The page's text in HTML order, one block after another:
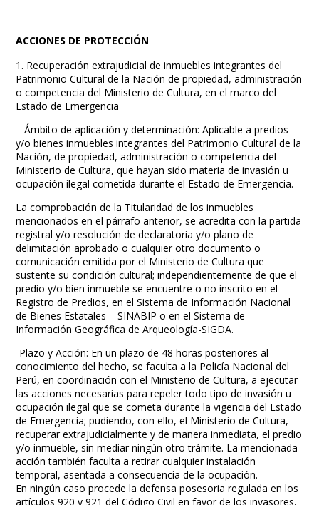
ACCIONES DE PROTECCIÓN
1. Recuperación extrajudicial de inmuebles integrantes del
Patrimonio Cultural de la Nación de propiedad, administración
o competencia del Ministerio de Cultura, en el marco del
Estado de Emergencia
– Ámbito de aplicación y determinación: Aplicable a predios
y/o bienes inmuebles integrantes del Patrimonio Cultural de la
Nación, de propiedad, administración o competencia del
Ministerio de Cultura, que hayan sido materia de invasión u
ocupación ilegal cometida durante el Estado de Emergencia.
La comprobación de la Titularidad de los inmuebles
mencionados en el párrafo anterior, se acredita con la partida
registral y/o resolución de declaratoria y/o plano de
delimitación aprobado o cualquier otro documento o
comunicación emitida por el Ministerio de Cultura que
sustente su condición cultural; independientemente de que el
predio y/o bien inmueble se encuentre o no inscrito en el
Registro de Predios, en el Sistema de Información Nacional
de Bienes Estatales – SINABIP o en el Sistema de
Información Geográfica de Arqueología-SIGDA.
-Plazo y Acción: En un plazo de 48 horas posteriores al
conocimiento del hecho, se faculta a la Policía Nacional del
Perú, en coordinación con el Ministerio de Cultura, a ejecutar
las acciones necesarias para repeler todo tipo de invasión u
ocupación ilegal que se cometa durante la vigencia del Estado
de Emergencia; pudiendo, con ello, el Ministerio de Cultura,
recuperar extrajudicialmente y de manera inmediata, el predio
y/o inmueble, sin mediar ningún otro trámite. La mencionada
acción también faculta a retirar cualquier instalación
temporal, asentada a consecuencia de la ocupación.
En ningún caso procede la defensa posesoria regulada en los
artículos 920 y 921 del Código Civil en favor de los invasores,